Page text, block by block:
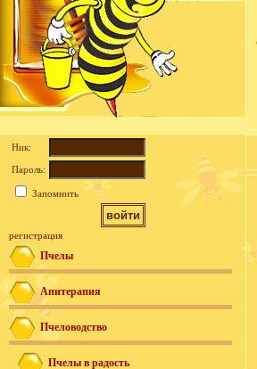
Ник:
Пароль:
Запомнить
регистрация
Пчелы
Апитерапия
Пчеловодство
Пчелы в радость